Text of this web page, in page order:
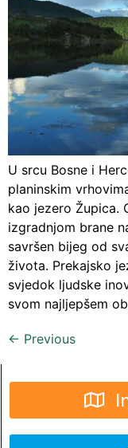
U srcu Bosne i
planinskim
kao jezero Župica.
izgradnjom brane
savršen bijeg od
života. Prekajsko
svjedok ljudske
svom najljepšem
← Previous